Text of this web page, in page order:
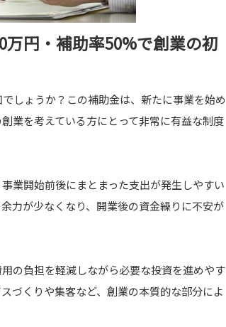
円・補助率50%で創業の初
しょうか？この補助金は、新たに事業を始め
業を考えている方にとって非常に有益な制度
業開始前後にまとまった支出が発生しやすい
力が少なくなり、開業後の資金繰りに不安が
の負担を軽減しながら必要な投資を進めやす
づくりや集客など、創業の本質的な部分によ